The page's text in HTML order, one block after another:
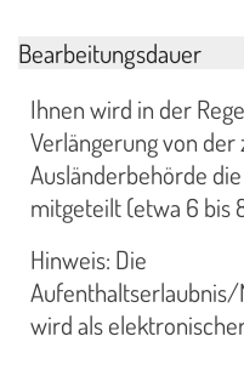
Bearbeitungsdauer
Ihnen wird in der
Verlängerung von der
Ausländerbehörde
mitgeteilt (etwa 6 bis
Hinweis: Die
Aufenthaltserlaubnis/
wird als